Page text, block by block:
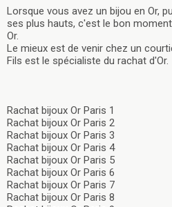
Lorsque vous avez un bijou en Or,
ses plus hauts, c'est le bon
Or.
Le mieux est de venir chez un
Fils est le spécialiste du rachat d'Or.
Rachat bijoux Or Paris 1
Rachat bijoux Or Paris 2
Rachat bijoux Or Paris 3
Rachat bijoux Or Paris 4
Rachat bijoux Or Paris 5
Rachat bijoux Or Paris 6
Rachat bijoux Or Paris 7
Rachat bijoux Or Paris 8